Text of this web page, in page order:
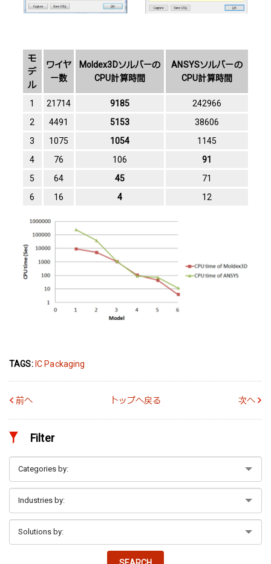
モ
デ
ル
ワイヤ
ー数
Moldex3Dソルバーの
CPU計算時間
ANSYSソルバーの
CPU計算時間
1 21714 9185
242966
2
4491 5153
38606
3
1075 1054
1145
4
76 106
91
5
64 45
71
6
16 4 12
TAGS: IC Packaging
前へ トップへ戻る 次へ
Filter